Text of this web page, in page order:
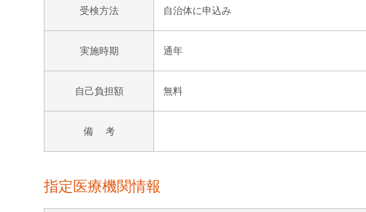
受検方法 自治体に申込み
実施時期 通年
自己負担額 無料
備 考
指定医療機関情報